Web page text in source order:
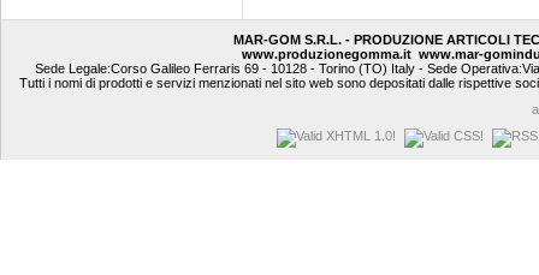
MAR-GOM S.R.L. - PRODUZIONE ARTICOLI
www.produzionegomma.it www.mar-
Sede Legale:Corso Galileo Ferraris 69 - 10128 - Torino (TO) Italy - Sede
Tutti i nomi di prodotti e servizi menzionati nel sito web sono depositati dalle rispettive